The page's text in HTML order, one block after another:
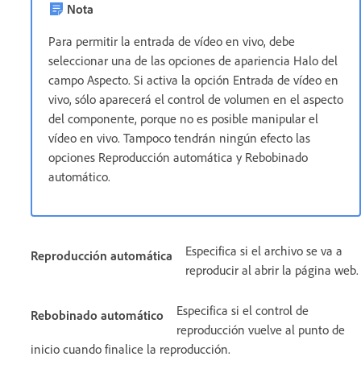
Nota
Para permitir la entrada de vídeo en vivo, debe
seleccionar una de las opciones de apariencia Halo del
campo Aspecto. Si activa la opción Entrada de vídeo en
vivo, sólo aparecerá el control de volumen en el aspecto
del componente, porque no es posible manipular el
vídeo en vivo. Tampoco tendrán ningún efecto las
opciones Reproducción automática y Rebobinado
automático.
Reproducción automática
Especifica si el archivo se va a
reproducir al abrir la página web.
Rebobinado automático
Especifica si el control de
reproducción vuelve al punto de
inicio cuando finalice la reproducción.